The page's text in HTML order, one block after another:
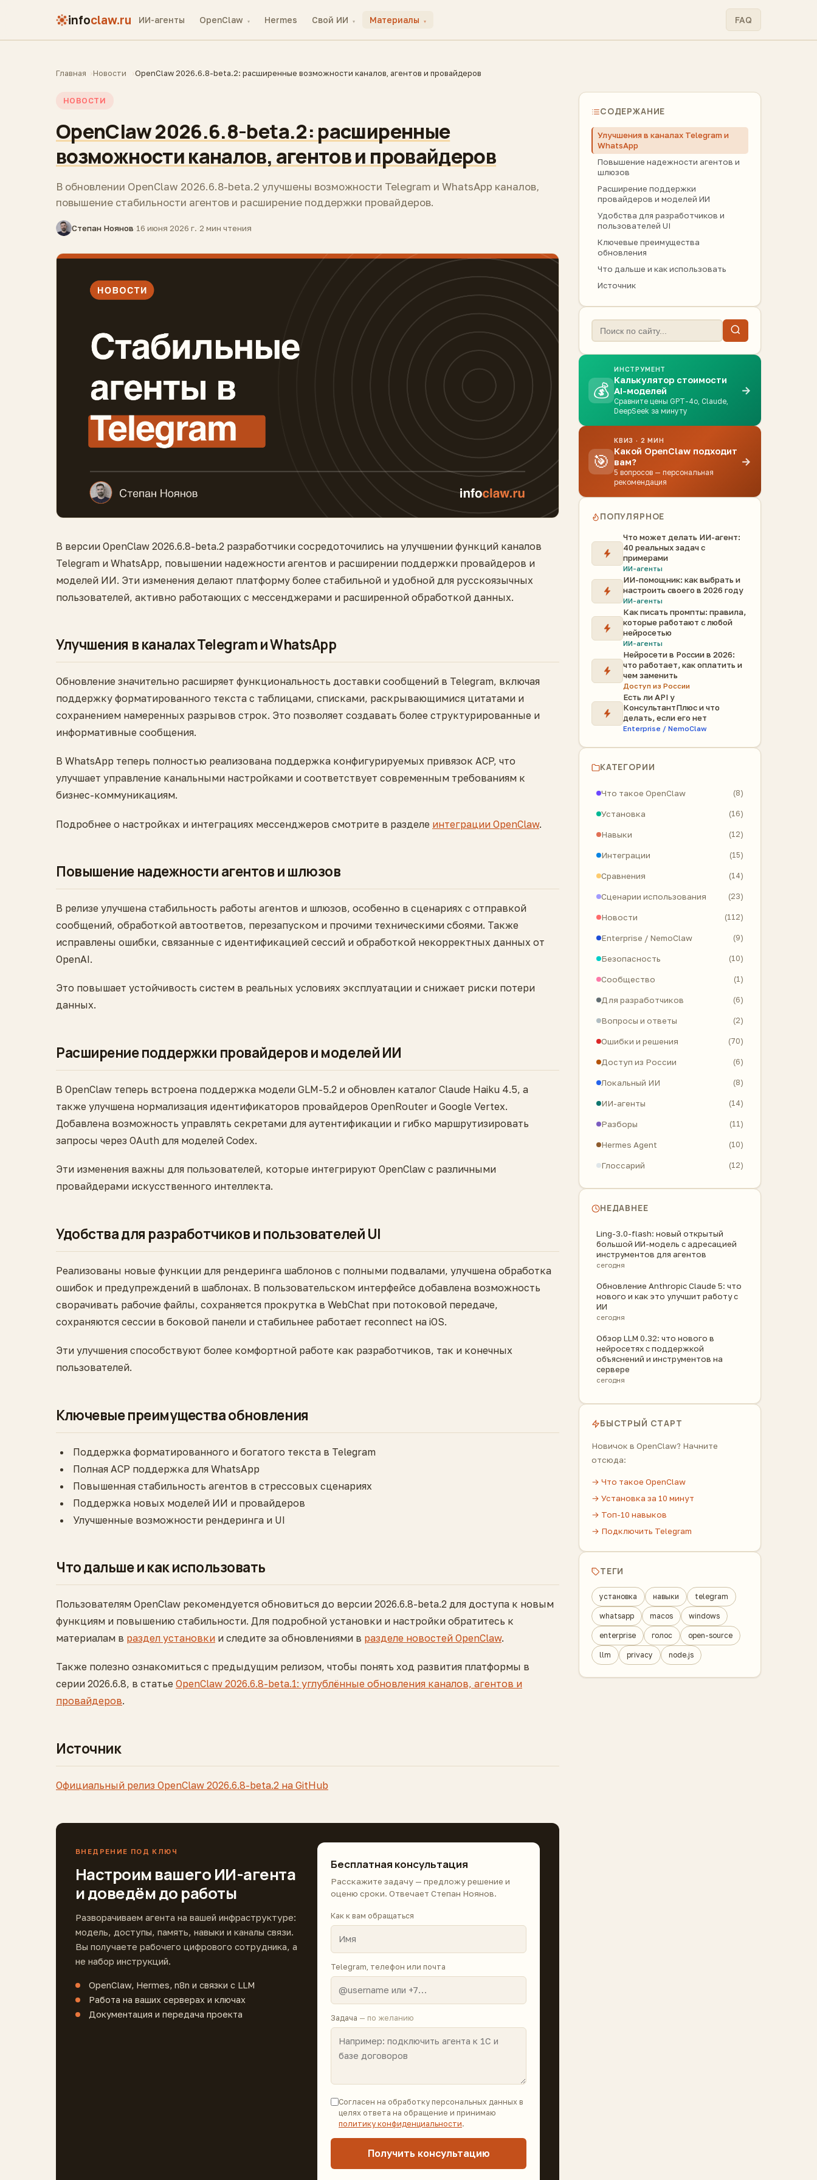
infoclaw.ru ИИ-агенты OpenClaw ▾ Hermes Свой ИИ ▾ Материалы ▾ FAQ
Главная Новости OpenClaw 2026.6.8-beta.2: расширенные возможности каналов, агентов и провайдеров
НОВОСТИ
OpenClaw 2026.6.8-beta.2: расширенные
возможности каналов, агентов и провайдеров
В обновлении OpenClaw 2026.6.8-beta.2 улучшены возможности Telegram и WhatsApp каналов,
повышение стабильности агентов и расширение поддержки провайдеров.
Степан Ноянов·16 июня 2026 г.·2 мин чтения
В версии OpenClaw 2026.6.8-beta.2 разработчики сосредоточились на улучшении функций каналов
Telegram и WhatsApp, повышении надежности агентов и расширении поддержки провайдеров и
моделей ИИ. Эти изменения делают платформу более стабильной и удобной для русскоязычных
пользователей, активно работающих с мессенджерами и расширенной обработкой данных.
Улучшения в каналах Telegram и WhatsApp
Обновление значительно расширяет функциональность доставки сообщений в Telegram, включая
поддержку форматированного текста с таблицами, списками, раскрывающимися цитатами и
сохранением намеренных разрывов строк. Это позволяет создавать более структурированные и
информативные сообщения.
В WhatsApp теперь полностью реализована поддержка конфигурируемых привязок ACP, что
улучшает управление канальными настройками и соответствует современным требованиям к
бизнес-коммуникациям.
Подробнее о настройках и интеграциях мессенджеров смотрите в разделе интеграции OpenClaw.
Повышение надежности агентов и шлюзов
В релизе улучшена стабильность работы агентов и шлюзов, особенно в сценариях с отправкой
сообщений, обработкой автоответов, перезапуском и прочими техническими сбоями. Также
исправлены ошибки, связанные с идентификацией сессий и обработкой некорректных данных от
OpenAI.
Это повышает устойчивость систем в реальных условиях эксплуатации и снижает риски потери
данных.
Расширение поддержки провайдеров и моделей ИИ
В OpenClaw теперь встроена поддержка модели GLM-5.2 и обновлен каталог Claude Haiku 4.5, а
также улучшена нормализация идентификаторов провайдеров OpenRouter и Google Vertex.
Добавлена возможность управлять секретами для аутентификации и гибко маршрутизировать
запросы через OAuth для моделей Codex.
Эти изменения важны для пользователей, которые интегрируют OpenClaw с различными
провайдерами искусственного интеллекта.
Удобства для разработчиков и пользователей UI
Реализованы новые функции для рендеринга шаблонов с полными подвалами, улучшена обработка
ошибок и предупреждений в шаблонах. В пользовательском интерфейсе добавлена возможность
сворачивать рабочие файлы, сохраняется прокрутка в WebChat при потоковой передаче,
сохраняются сессии в боковой панели и стабильнее работает reconnect на iOS.
Эти улучшения способствуют более комфортной работе как разработчиков, так и конечных
пользователей.
Ключевые преимущества обновления
Поддержка форматированного и богатого текста в Telegram
Полная ACP поддержка для WhatsApp
Повышенная стабильность агентов в стрессовых сценариях
Поддержка новых моделей ИИ и провайдеров
Улучшенные возможности рендеринга и UI
Что дальше и как использовать
Пользователям OpenClaw рекомендуется обновиться до версии 2026.6.8-beta.2 для доступа к новым
функциям и повышению стабильности. Для подробной установки и настройки обратитесь к
материалам в раздел установки и следите за обновлениями в разделе новостей OpenClaw.
Также полезно ознакомиться с предыдущим релизом, чтобы понять ход развития платформы в
серии 2026.6.8, в статье OpenClaw 2026.6.8-beta.1: углублённые обновления каналов, агентов и
провайдеров.
Источник
Официальный релиз OpenClaw 2026.6.8-beta.2 на GitHub
ВНЕДРЕНИЕ ПОД КЛЮЧ
Настроим вашего ИИ-агента
и доведём до работы
Разворачиваем агента на вашей инфраструктуре:
модель, доступы, память, навыки и каналы связи.
Вы получаете рабочего цифрового сотрудника, а
не набор инструкций.
OpenClaw, Hermes, n8n и связки с LLM
Работа на ваших серверах и ключах
Документация и передача проекта
Бесплатная консультация
Расскажите задачу — предложу решение и
оценю сроки. Отвечает Степан Ноянов.
Как к вам обращаться
Telegram, телефон или почта
Задача — по желанию
Согласен на обработку персональных данных в
целях ответа на обращение и принимаю
политику конфиденциальности.
Получить консультацию
СОДЕРЖАНИЕ
Улучшения в каналах Telegram и
WhatsApp
Повышение надежности агентов и
шлюзов
Расширение поддержки
провайдеров и моделей ИИ
Удобства для разработчиков и
пользователей UI
Ключевые преимущества
обновления
Что дальше и как использовать
Источник
💰
ИНСТРУМЕНТ
Калькулятор стоимости
AI-моделей
Сравните цены GPT-4o, Claude,
DeepSeek за минуту
→
🎯
КВИЗ · 2 МИН
Какой OpenClaw подходит
вам?
5 вопросов — персональная
рекомендация
→
ПОПУЛЯРНОЕ
Что может делать ИИ-агент:
40 реальных задач с
примерами
ИИ-агенты
ИИ-помощник: как выбрать и
настроить своего в 2026 году
ИИ-агенты
Как писать промпты: правила,
которые работают с любой
нейросетью
ИИ-агенты
Нейросети в России в 2026:
что работает, как оплатить и
чем заменить
Доступ из России
Есть ли API у
КонсультантПлюс и что
делать, если его нет
Enterprise / NemoClaw
КАТЕГОРИИ
Что такое OpenClaw (8)
Установка (16)
Навыки (12)
Интеграции (15)
Сравнения (14)
Сценарии использования (23)
Новости (112)
Enterprise / NemoClaw (9)
Безопасность (10)
Сообщество (1)
Для разработчиков (6)
Вопросы и ответы (2)
Ошибки и решения (70)
Доступ из России (6)
Локальный ИИ (8)
ИИ-агенты (14)
Разборы (11)
Hermes Agent (10)
Глоссарий (12)
НЕДАВНЕЕ
Ling-3.0-flash: новый открытый
большой ИИ-модель с адресацией
инструментов для агентов
сегодня
Обновление Anthropic Claude 5: что
нового и как это улучшит работу с
ИИ
сегодня
Обзор LLM 0.32: что нового в
нейросетях с поддержкой
объяснений и инструментов на
сервере
сегодня
БЫСТРЫЙ СТАРТ
Новичок в OpenClaw? Начните
отсюда:
→ Что такое OpenClaw
→ Установка за 10 минут
→ Топ-10 навыков
→ Подключить Telegram
ТЕГИ
установка навыки telegram
whatsapp macos windows
enterprise голос open-source
llm privacy node.js